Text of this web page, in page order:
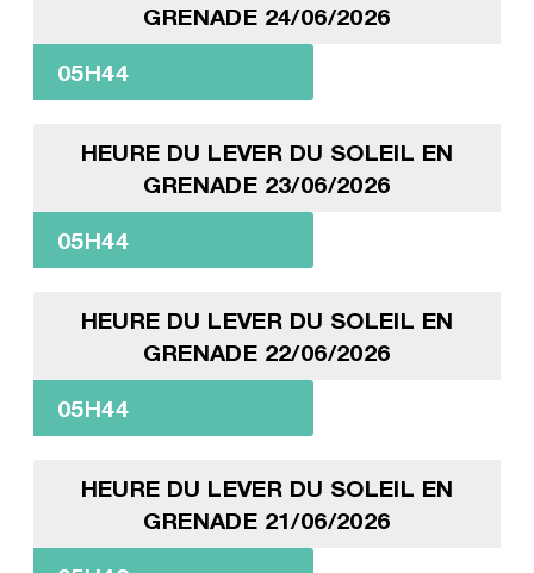
GRENADE 24/06/2026
05H44
HEURE DU LEVER DU SOLEIL EN
GRENADE 23/06/2026
05H44
HEURE DU LEVER DU SOLEIL EN
GRENADE 22/06/2026
05H44
HEURE DU LEVER DU SOLEIL EN
GRENADE 21/06/2026